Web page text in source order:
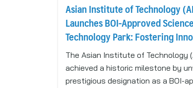
Asian Institute of Technology
Launches BOI-Approved
Technology Park: Fostering
Collaboration Beyond Borders
The Asian Institute of Technology
achieved a historic milestone by
prestigious designation as a BOI-